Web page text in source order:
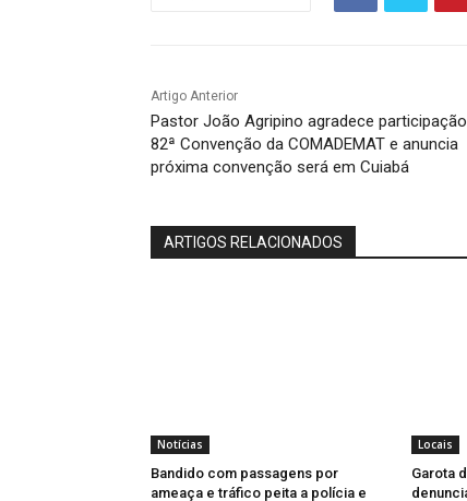
Artigo Anterior
Pastor João Agripino agradece
82ª Convenção da COMADEMAT e anuncia
próxima convenção será em Cuiabá
ARTIGOS RELACIONADOS
Notícias
Bandido com passagens por
ameaça e tráfico peita a polícia e
Locais
Garota